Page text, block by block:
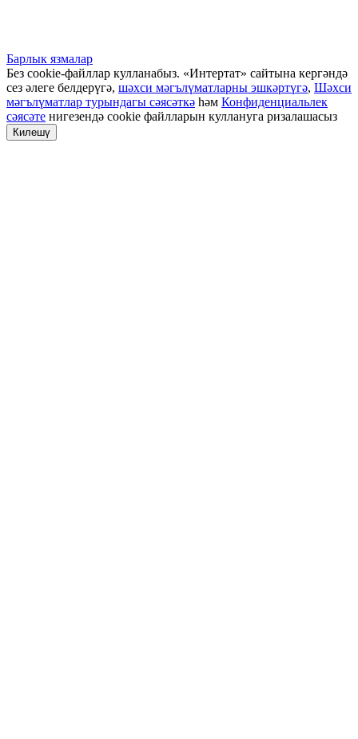
Барлык язмалар
Без cookie-файллар кулланабыз. «Интертат» сайтына кергәндә
сез әлеге белдерүгә, шәхси мәгълүматларны эшкәртүгә, Шәхси
мәгълүматлар турындагы сәясәткә һәм Конфиденциальлек
сәясәте нигезендә cookie файлларын куллануга ризалашасыз
Килешү